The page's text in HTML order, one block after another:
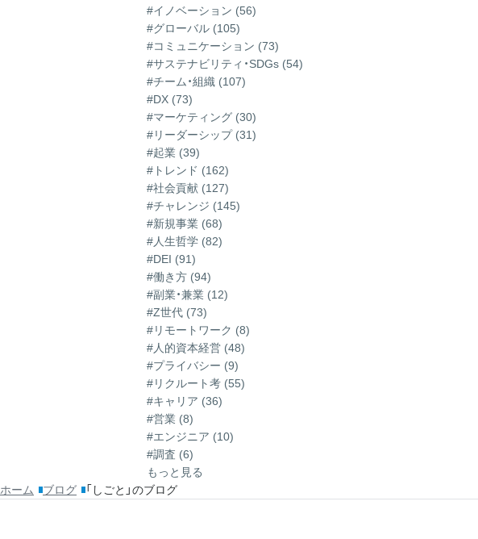
#イノベーション (56)
#グローバル (105)
#コミュニケーション (73)
#サステナビリティ・SDGs (54)
#チーム・組織 (107)
#DX (73)
#マーケティング (30)
#リーダーシップ (31)
#起業 (39)
#トレンド (162)
#社会貢献 (127)
#チャレンジ (145)
#新規事業 (68)
#人生哲学 (82)
#DEI (91)
#働き方 (94)
#副業・兼業 (12)
#Z世代 (73)
#リモートワーク (8)
#人的資本経営 (48)
#プライバシー (9)
#リクルート考 (55)
#キャリア (36)
#営業 (8)
#エンジニア (10)
#調査 (6)
もっと見る
ホーム
ブログ 「しごと」のブログ